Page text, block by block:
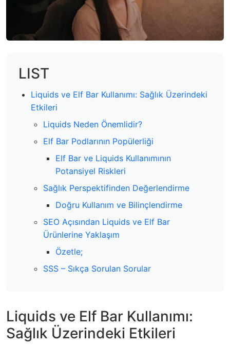
LIST
Liquids ve Elf Bar Kullanımı: Sağlık Üzerindeki
Etkileri
Liquids Neden Önemlidir?
Elf Bar Podlarının Popülerliği
Elf Bar ve Liquids Kullanımının
Potansiyel Riskleri
Sağlık Perspektifinden Değerlendirme
Doğru Kullanım ve Bilinçlendirme
SEO Açısından Liquids ve Elf Bar
Ürünlerine Yaklaşım
Özetle;
SSS – Sıkça Sorulan Sorular
Liquids ve Elf Bar Kullanımı:
Sağlık Üzerindeki Etkileri